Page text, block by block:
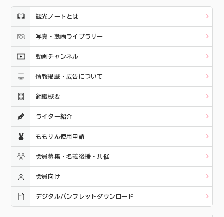
観光ノートとは
写真・動画ライブラリー
動画チャンネル
情報掲載・広告について
組織概要
ライター紹介
ももりん使用申請
会員募集・名義後援・共催
会員向け
デジタルパンフレットダウンロード